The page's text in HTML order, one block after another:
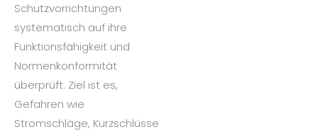
Schutzvorrichtungen
systematisch auf ihre
Funktionsfähigkeit und
Normenkonformität
überprüft. Ziel ist es,
Gefahren wie
Stromschläge, Kurzschlüsse